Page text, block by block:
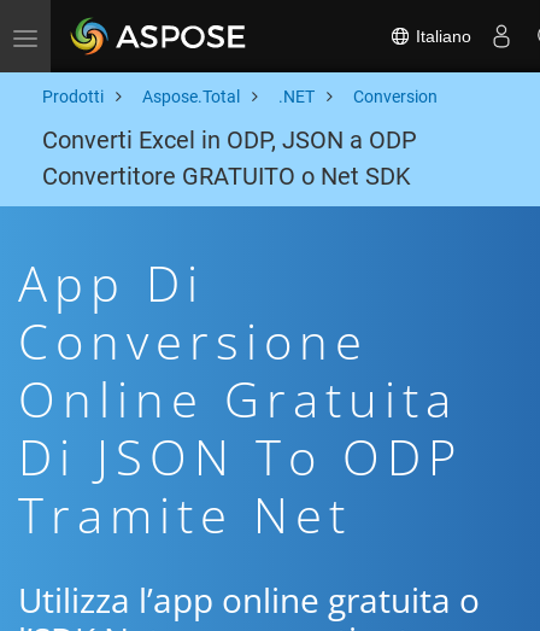
Toggle navigation Italiano
Prodotti Aspose.Total .NET Conversion
Converti Excel in ODP, JSON a ODP
Convertitore GRATUITO o Net SDK
App Di
Conversione
Online Gratuita
Di JSON To ODP
Tramite Net
Utilizza l’app online gratuita o